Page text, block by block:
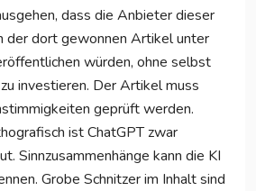
dass die Anbieter dieser
der dort gewonnen Artikel unter
würden, ohne selbst
investieren. Der Artikel muss
geprüft werden.
ist ChatGPT zwar
Sinnzusammenhänge kann die KI
Grobe Schnitzer im Inhalt sind